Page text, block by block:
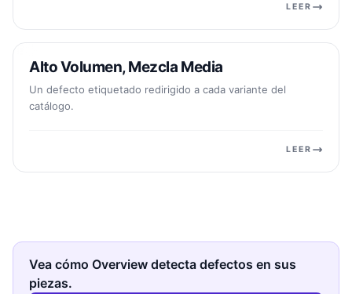
LEER
MANUFACTURA
Alto Volumen, Mezcla Media
Un defecto etiquetado redirigido a cada variante del
catálogo.
LEER
Vea cómo Overview detecta defectos en sus
piezas.